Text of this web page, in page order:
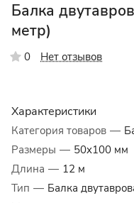
Балка
метр)
0 Нет отзывов
Характеристики
Категория товаров —
Размеры — 50x100 мм
Длина — 12 м
Тип — Балка